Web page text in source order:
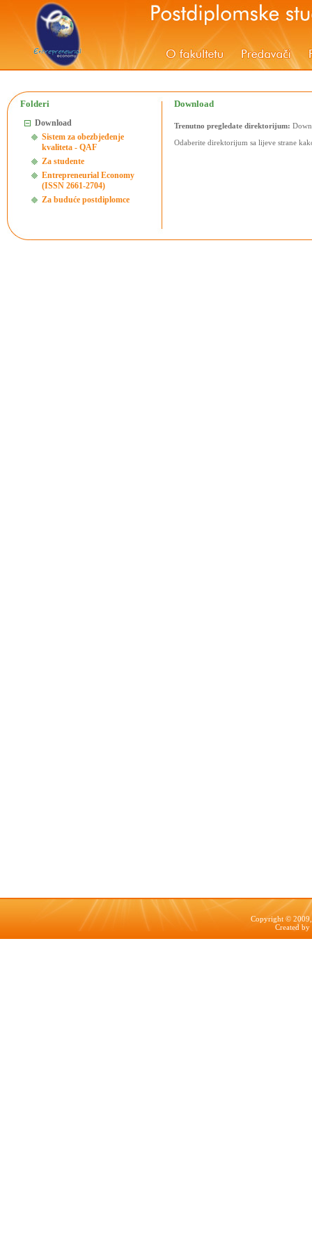
Folderi Download
Download
Sistem za obezbjeđenje
kvaliteta - QAF
Za studente
Entrepreneurial Economy
(ISSN 2661-2704)
Za buduće postdiplomce
Trenutno pregledate direktorijum:
Odaberite direktorijum sa lijeve strane
Copyright ©
Created by